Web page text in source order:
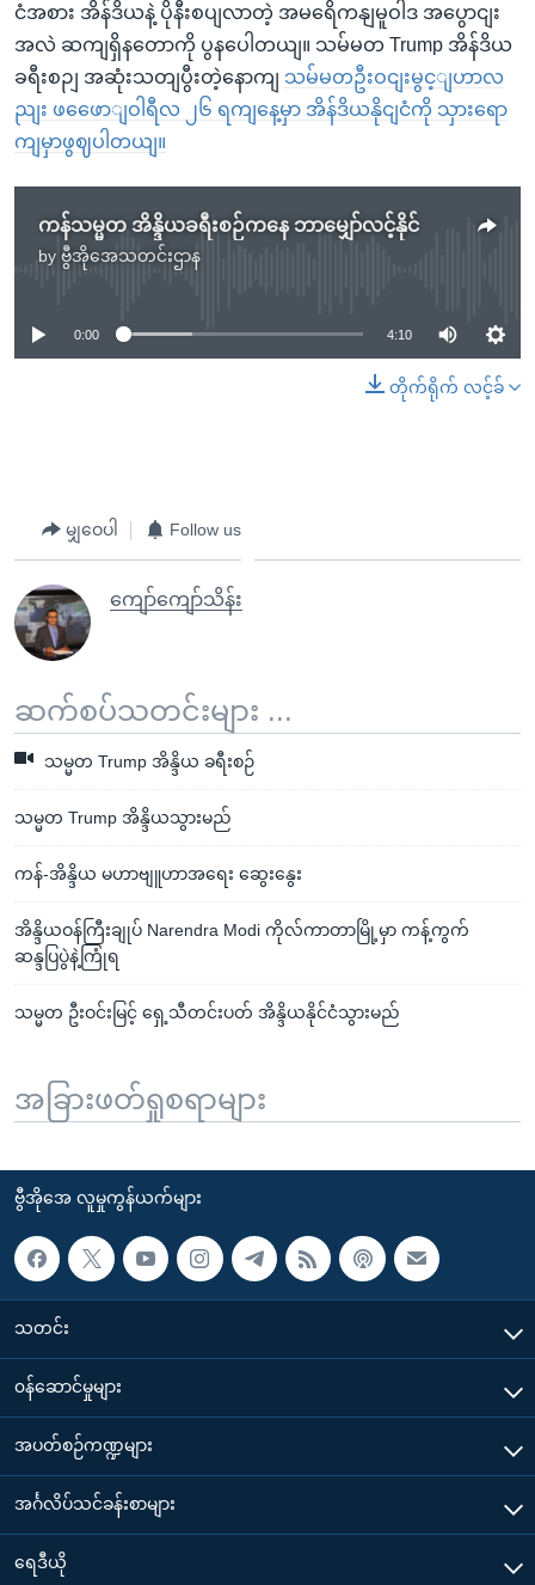
ငံအစား အိန်ဒိယနဲ့ ပိုနီးစပျလာတဲ့ အမရေိကနျမူဝါဒ အပွောငျး
အလဲ ဆကျရှိနတောကို ပွနပေါတယျ။ သမ်မတ Trump အိန်ဒိယ
ခရီးစဉျ အဆုံးသတျပွီးတဲ့နောကျ သမ်မတဦးဝငျးမွင့ျဟာလ
ညျး ဖဖေောျဝါရီလ ၂၆ ရကျနေ့မှာ အိန်ဒိယနိုငျငံကို သှားရော
ကျမှာဖွဈပါတယျ။
ကန်သမ္မတ အိန္ဒိယခရီးစဉ်ကနေ ဘာမျှော်လင့်နိုင်
by ဗွီအိုအေသတင်းဌာန
No media source currently available
0:00 4:10
တိုက်ရိုက် လင့်ခ်
မျှဝေပါ Follow us
ကျော်ကျော်သိန်း
ဆက်စပ်သတင်းများ ...
သမ္မတ Trump အိန္ဒိယ ခရီးစဉ်
သမ္မတ Trump အိန္ဒိယသွားမည်
ကန်-အိန္ဒိယ မဟာဗျူဟာအရေး ဆွေးနွေး
အိန္ဒိယဝန်ကြီးချုပ် Narendra Modi ကိုလ်ကာတာမြို့မှာ ကန့်ကွက်
ဆန္ဒပြပွဲနဲ့ကြုံရ
သမ္မတ ဦးဝင်းမြင့် ရှေ့သီတင်းပတ် အိန္ဒိယနိုင်ငံသွားမည်
အခြားဖတ်ရှုစရာများ
ဗွီအိုအေ လူမှုကွန်ယက်များ
သတင်း
၀န်ဆောင်မှုများ
အပတ်စဉ်ကဏ္ဍများ
အင်္ဂလိပ်သင်ခန်းစာများ
ရေဒီယို